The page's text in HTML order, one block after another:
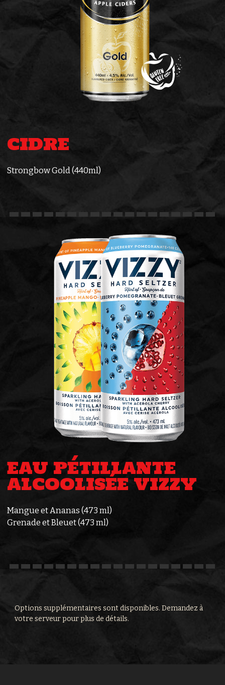
CIDRE
Strongbow Gold (440ml)
EAU PÉTILLANTE
ALCOOLISÉE VIZZY
Mangue et Ananas (473 ml)
Grenade et Bleuet (473 ml)
Options supplémentaires sont disponibles. Demandez à
votre serveur pour plus de détails.